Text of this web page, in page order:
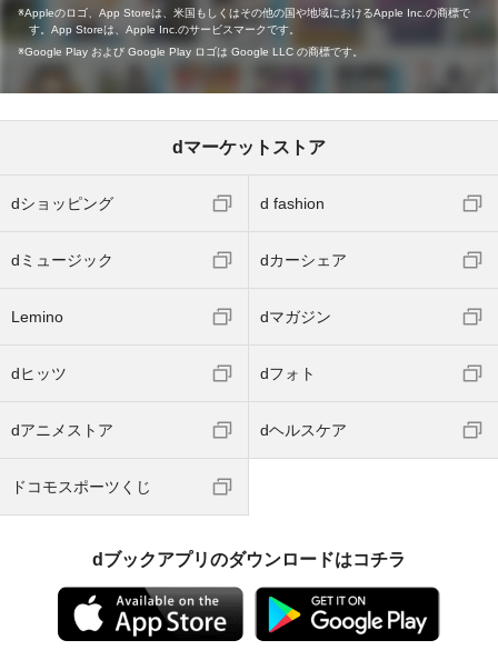
Appleのロゴ、App Storeは、米国もしくはその他の国や地域におけるApple Inc.の商標で
す。App Storeは、Apple Inc.のサービスマークです。
Google Play および Google Play ロゴは Google LLC の商標です。
dマーケットストア
dショッピング d fashion
dミュージック dカーシェア
Lemino dマガジン
dヒッツ dフォト
dアニメストア dヘルスケア
ドコモスポーツくじ
dブックアプリのダウンロードはコチラ